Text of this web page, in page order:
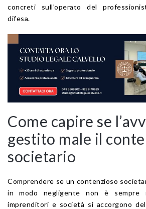
concreti sull’operato del
difesa.
Come capire se
gestito male il
societario
Comprendere se un contenzioso
in modo negligente non è sempre
imprenditori e società si accorgono